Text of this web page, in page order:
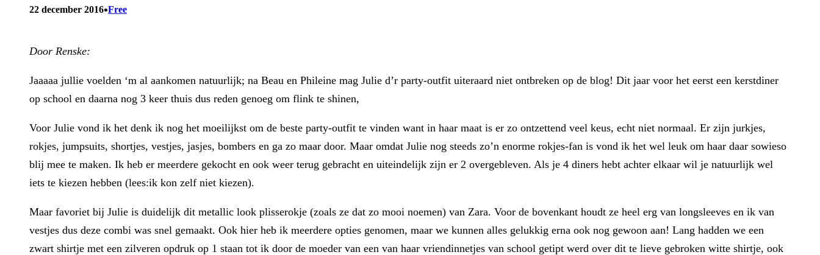
22 december 2016•Free
Door Renske:
Jaaaaa jullie voelden ‘m al aankomen natuurlijk; na Beau en Phileine mag Julie d’r party-outfit uiteraard niet ontbreken op de blog! Dit jaar voor het eerst een kerstdiner
op school en daarna nog 3 keer thuis dus reden genoeg om flink te shinen,
Voor Julie vond ik het denk ik nog het moeilijkst om de beste party-outfit te vinden want in haar maat is er zo ontzettend veel keus, echt niet normaal. Er zijn jurkjes,
rokjes, jumpsuits, shortjes, vestjes, jasjes, bombers en ga zo maar door. Maar omdat Julie nog steeds zo’n enorme rokjes-fan is vond ik het wel leuk om haar daar sowieso
blij mee te maken. Ik heb er meerdere gekocht en ook weer terug gebracht en uiteindelijk zijn er 2 overgebleven. Als je 4 diners hebt achter elkaar wil je natuurlijk wel
iets te kiezen hebben (lees:ik kon zelf niet kiezen).
Maar favoriet bij Julie is duidelijk dit metallic look plisserokje (zoals ze dat zo mooi noemen) van Zara. Voor de bovenkant houdt ze heel erg van longsleeves en ik van
vestjes dus deze combi was snel gemaakt. Ook hier heb ik meerdere opties genomen, maar we kunnen alles gelukkig erna ook nog gewoon aan! Lang hadden we een
zwart shirtje met een zilveren opdruk op 1 staan tot ik door de moeder van een van haar vriendinnetjes van school getipt werd over dit te lieve gebroken witte shirtje, ook